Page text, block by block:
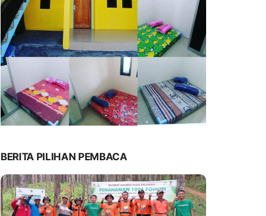
BERITA PILIHAN PEMBACA